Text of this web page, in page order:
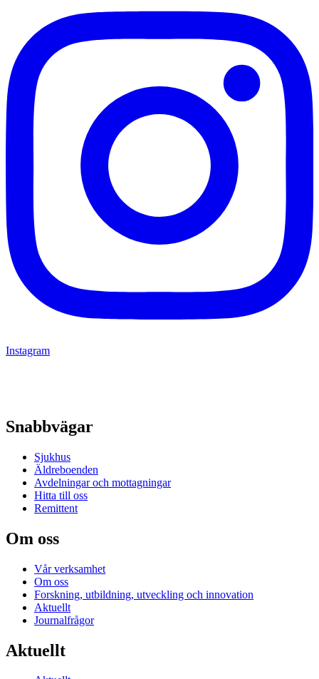
Instagram
Snabbvägar
Sjukhus
Äldreboenden
Avdelningar och mottagningar
Hitta till oss
Remittent
Om oss
Vår verksamhet
Om oss
Forskning, utbildning, utveckling och innovation
Aktuellt
Journalfrågor
Aktuellt